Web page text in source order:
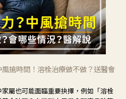
搶時間！溶栓治療做不做？送醫會
屬也可能面臨重要抉擇，例如「溶栓